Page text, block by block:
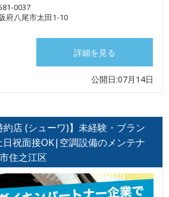
0037
府八尾市太田1-10
詳細を見る
公開日:07月14日
約店 (シューワ)】未経験・ブラン
祝面接OK|空調設備のメンテナ
住之江区